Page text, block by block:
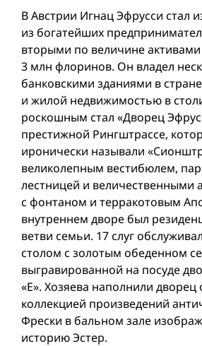
В Австрии Игнац Эфрусси стал
из богатейших
вторыми по величине
3 млн флоринов. Он владел
банковскими зданиями в
и жилой недвижимостью в
роскошным стал «Дворец
престижной Рингштрассе,
иронически называли
великолепным вестибюлем,
лестницей и величественными
с фонтаном и терракотовым
внутреннем дворе был
ветви семьи. 17 слуг
столом с золотым обеденном
выгравированной на посуде
«Е». Хозяева наполнили
коллекцией произведений
Фрески в бальном зале
историю Эстер.